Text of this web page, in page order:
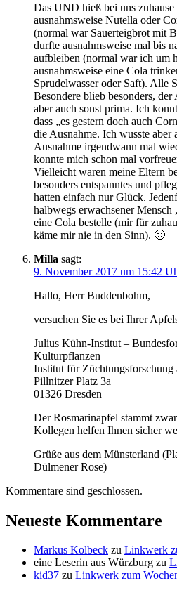
Das UND hieß bei uns
ausnahmsweise Nutella oder
(normal war Sauerteigbrot mit
durfte ausnahmsweise mal bis
aufbleiben (normal war ich um
ausnahmsweise eine Cola
Sprudelwasser oder Saft). Alle
Besondere blieb besonders,
aber auch sonst prima. Ich
dass „es gestern doch auch
die Ausnahme. Ich wusste aber
Ausnahme irgendwann mal
konnte mich schon mal
Vielleicht waren meine Eltern
besonders entspanntes und
hatten einfach nur Glück.
halbwegs erwachsener Mensch
eine Cola bestelle (mir für
käme mir nie in den Sinn). 🙂
Milla sagt:
9. November 2017 um 15:42
Hallo, Herr Buddenbohm,
versuchen Sie es bei Ihrer
Julius Kühn-Institut –
Kulturpflanzen
Institut für Züchtungsforschung
Pillnitzer Platz 3a
01326 Dresden
Der Rosmarinapfel stammt
Kollegen helfen Ihnen sicher
Grüße aus dem Münsterland
Dülmener Rose)
Kommentare sind geschlossen.
Neueste Kommentare
Markus Kolbeck zu Linkwerk
eine Leserin aus Würzburg zu
kid37 zu Linkwerk zum